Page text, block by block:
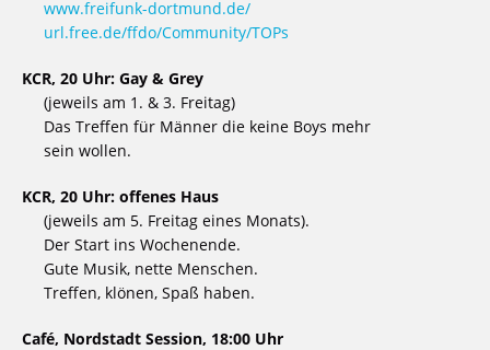
www.freifunk-dortmund.de/
url.free.de/ffdo/Community/TOPs
KCR, 20 Uhr: Gay & Grey
(jeweils am 1. & 3. Freitag)
Das Treffen für Männer die keine Boys mehr
sein wollen.
KCR, 20 Uhr: offenes Haus
(jeweils am 5. Freitag eines Monats).
Der Start ins Wochenende.
Gute Musik, nette Menschen.
Treffen, klönen, Spaß haben.
Café, Nordstadt Session, 18:00 Uhr